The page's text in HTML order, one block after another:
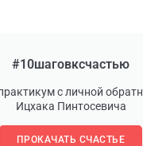
#10шаговксчастью
с личной
Ицхака Пинтосевича
ПРОКАЧАТЬ СЧАСТЬЕ